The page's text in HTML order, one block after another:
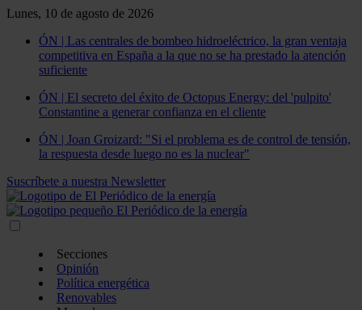
Lunes, 10 de agosto de 2026
ÓN | Las centrales de bombeo hidroeléctrico, la gran ventaja
competitiva en España a la que no se ha prestado la atención
suficiente
ÓN | El secreto del éxito de Octopus Energy: del 'pulpito'
Constantine a generar confianza en el cliente
ÓN | Joan Groizard: "Si el problema es de control de tensión,
la respuesta desde luego no es la nuclear"
Suscríbete a nuestra Newsletter
Secciones
Opinión
Política energética
Renovables